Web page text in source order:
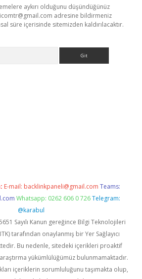
aykırı olduğunu düşündüğünüz
adresine bildirmeniz
süre içerisinde sitemizden kaldırılacaktır.
E-mail: backlinkpaneli@gmail.com Teams:
Whatsapp: 0262 606 0 726 Telegram:
@karabul
Sayılı Kanun gereğince Bilgi Teknolojileri
tarafından onaylanmış bir Yer Sağlayıcı
Bu nedenle, sitedeki içerikleri proaktif
yükümlülüğümüz bulunmamaktadır.
içeriklerin sorumluluğunu taşımakta olup,